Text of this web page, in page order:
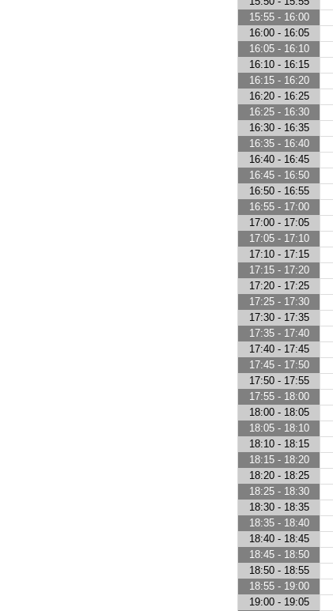
15:55 - 16:00
16:00 - 16:05
16:05 - 16:10
16:10 - 16:15
16:15 - 16:20
16:20 - 16:25
16:25 - 16:30
16:30 - 16:35
16:35 - 16:40
16:40 - 16:45
16:45 - 16:50
16:50 - 16:55
16:55 - 17:00
17:00 - 17:05
17:05 - 17:10
17:10 - 17:15
17:15 - 17:20
17:20 - 17:25
17:25 - 17:30
17:30 - 17:35
17:35 - 17:40
17:40 - 17:45
17:45 - 17:50
17:50 - 17:55
17:55 - 18:00
18:00 - 18:05
18:05 - 18:10
18:10 - 18:15
18:15 - 18:20
18:20 - 18:25
18:25 - 18:30
18:30 - 18:35
18:35 - 18:40
18:40 - 18:45
18:45 - 18:50
18:50 - 18:55
18:55 - 19:00
19:00 - 19:05